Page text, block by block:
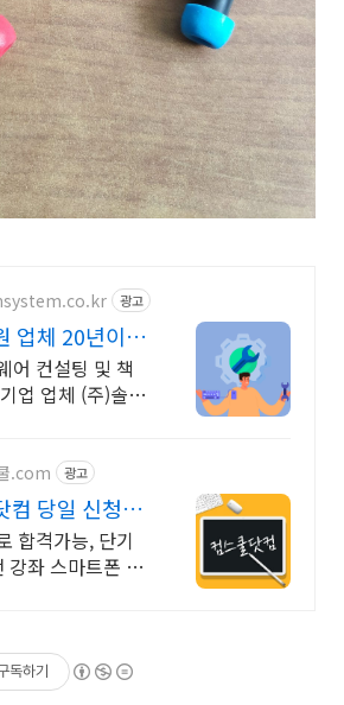
광고
업체 20년이상
어 컨설팅 및 책
업 업체 (주)솔인
.com 광고
컴 당일 신청&
! 합격가능, 단기
강좌 스마트폰 학
독하기